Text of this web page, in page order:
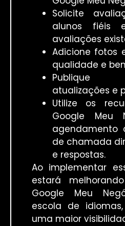
Solicite
alunos fiéis
avaliações
Adicione fotos
qualidade e
Publique
atualizações e
Utilize os
Google Meu
agendamento
de chamada
e respostas.
Ao implementar
estará
Google Meu
escola de
uma maior